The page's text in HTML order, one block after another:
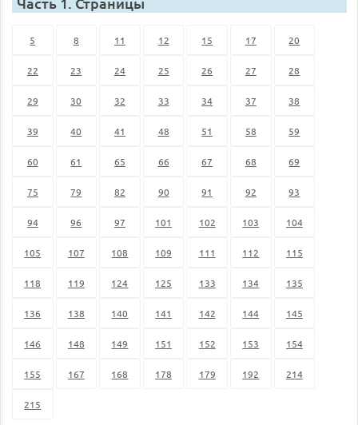
5 8 11 12 15 17 20
22 23 24 25 26 27 28
29 30 32 33 34 37 38
39 40 41 48 51 58 59
60 61 65 66 67 68 69
75 79 82 90 91 92 93
94 96 97 101 102 103 104
105 107 108 109 111 112 115
118 119 124 125 133 134 135
136 138 140 141 142 144 145
146 148 149 151 152 153 154
155 167 168 178 179 192 214
215